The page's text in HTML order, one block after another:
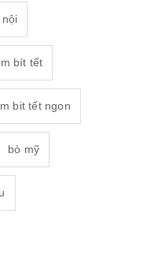
bít tết
bit tết ngon
bò mỹ